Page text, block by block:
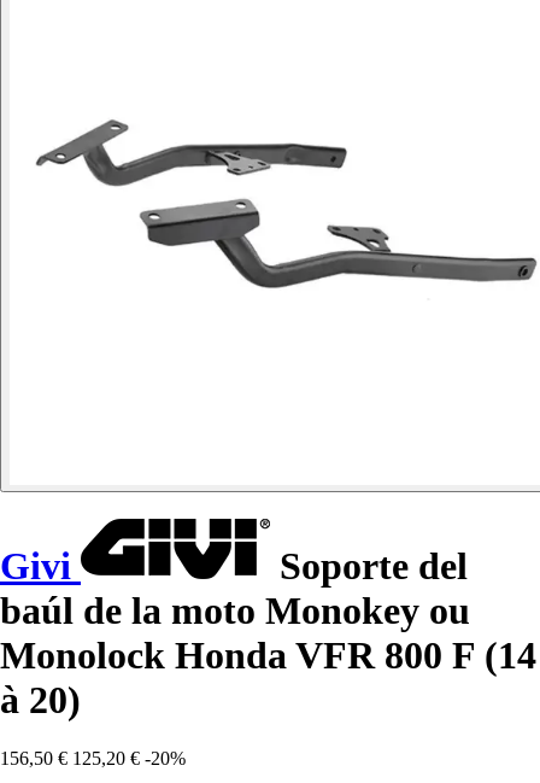
Givi
Soporte del
baúl de la moto Monokey ou
Monolock Honda VFR 800 F (14
à 20)
156,50 € 125,20 € -20%